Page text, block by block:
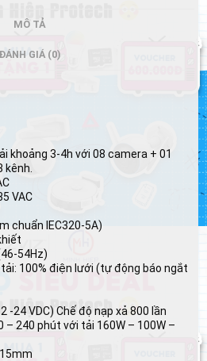
MÔ TẢ
ĐÁNH GIÁ (0)
khoảng 3-4h với 08 camera + 01
kênh.
VAC
chuẩn IEC320-5A)
54Hz)
100% điện lưới (tự động báo ngắt
-24 VDC) Chế độ nạp xả 800 lần
– 240 phút với tải 160W – 100W –